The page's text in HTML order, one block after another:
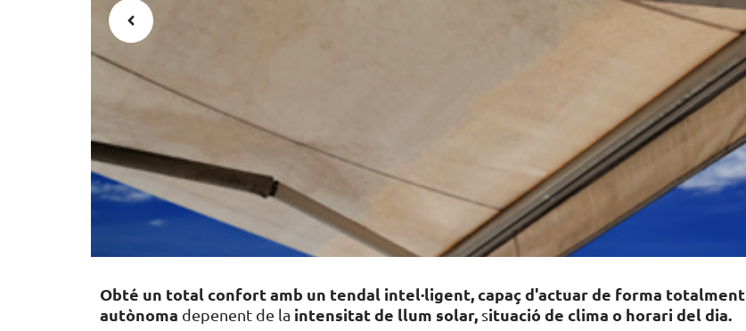
Obté un total confort amb un tendal intel·ligent, capaç d'actuar de forma totalment
autònoma depenent de la intensitat de llum solar, situació de clima o horari del dia.